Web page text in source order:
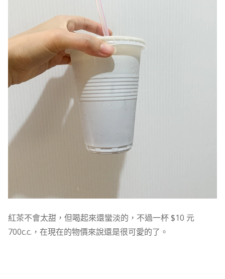
紅茶不會太甜，但喝起來還蠻淡的，不過一杯 $10 元
700c.c.，在現在的物價來說還是很可愛的了。